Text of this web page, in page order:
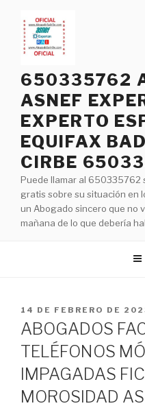
contenido
650335762
ASNEF
EXPERTO
EQUIFAX
CIRBE
Puede llamar al 650335762
gratis sobre su situación en
un Abogado sincero que no
mañana de lo que debería
PUBLICADO
EL
14 DE FEBRERO DE
ABOGADOS
TELÉFONOS
IMPAGADAS
MOROSIDAD